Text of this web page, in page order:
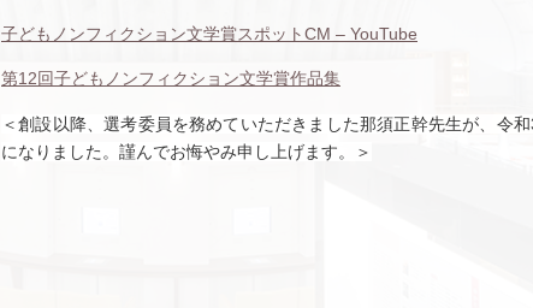
子どもノンフィクション文学賞スポットCM – YouTube
第12回子どもノンフィクション文学賞作品集
＜創設以降、選考委員を務めていただきました那須正幹先生が、令
になりました。謹んでお悔やみ申し上げます。＞